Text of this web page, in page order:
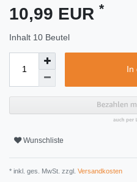
10,99 EUR *
Inhalt 10 Beutel
In
Wunschliste
* inkl. ges. MwSt. zzgl. Versandkosten